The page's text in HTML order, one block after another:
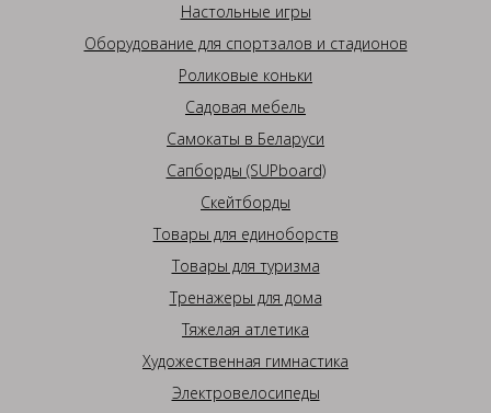
Настольные игры
Оборудование для спортзалов и стадионов
Роликовые коньки
Садовая мебель
Самокаты в Беларуси
Сапборды (SUPboard)
Скейтборды
Товары для единоборств
Товары для туризма
Тренажеры для дома
Тяжелая атлетика
Художественная гимнастика
Электровелосипеды